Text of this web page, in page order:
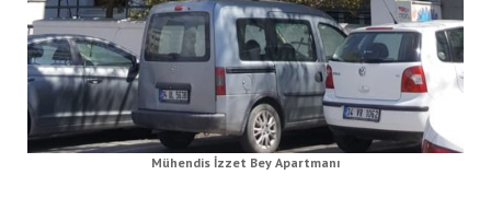
Mühendis İzzet Bey Apartmanı